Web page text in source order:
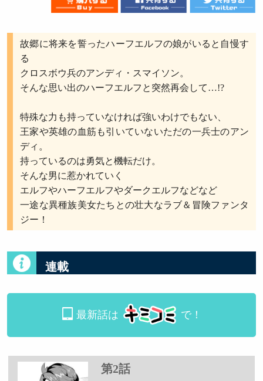
故郷に将来を誓ったハーフエルフの娘がいると自慢す
る
クロスボウ兵のアンディ・スマイソン。
そんな思い出のハーフエルフと突然再会して…!?
特殊な力も持っていなければ強いわけでもない、
王家や英雄の血筋も引いていないただの一兵士のアン
ディ。
持っているのは勇気と機転だけ。
そんな男に惹かれていく
エルフやハーフエルフやダークエルフなどなど
一途な異種族美女たちとの壮大なラブ＆冒険ファンタ
ジー！
連載
最新話は で！
第2話